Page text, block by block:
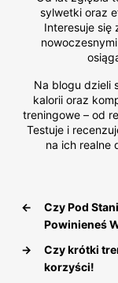
sylwetki oraz
Interesuje się
Na blogu dzieli
kalorii oraz
treningowe – od
Testuje i
na ich realne
←
Czy Pod
Powinieneś
→
Czy krótki
korzyści!